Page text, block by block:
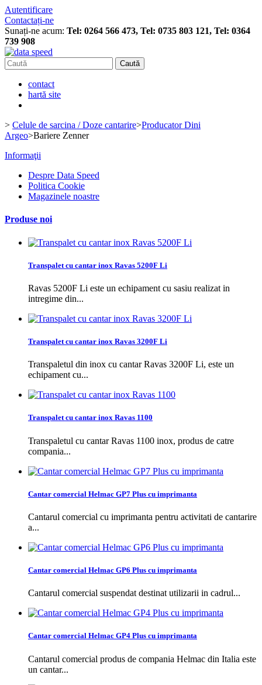
Autentificare
Contactați-ne
Sunați-ne acum: Tel: 0264 566 473, Tel: 0735 803 121, Tel: 0364
739 908
Caută
contact
hartă site
> Celule de sarcina / Doze cantarire>Producator Dini
Argeo>Bariere Zenner
Informaţii
Despre Data Speed
Politica Cookie
Magazinele noastre
Produse noi
Transpalet cu cantar inox Ravas 5200F Li
Ravas 5200F Li este un echipament cu sasiu realizat in
intregime din...
Transpalet cu cantar inox Ravas 3200F Li
Transpaletul din inox cu cantar Ravas 3200F Li, este un
echipament cu...
Transpalet cu cantar inox Ravas 1100
Transpaletul cu cantar Ravas 1100 inox, produs de catre
compania...
Cantar comercial Helmac GP7 Plus cu imprimanta
Cantarul comercial cu imprimanta pentru activitati de cantarire
a...
Cantar comercial Helmac GP6 Plus cu imprimanta
Cantarul comercial suspendat destinat utilizarii in cadrul...
Cantar comercial Helmac GP4 Plus cu imprimanta
Cantarul comercial produs de compania Helmac din Italia este
un cantar...